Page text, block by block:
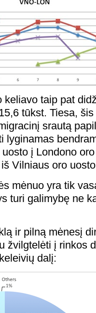
keliavo taip pat
tūkst. Tiesa,
srautą
lyginamas
į Londono
Vilniaus oro
mėnuo yra tik
turi galimybę ne
ir pilną mėnesį
žvilgtelėti į rinkos
dalį: